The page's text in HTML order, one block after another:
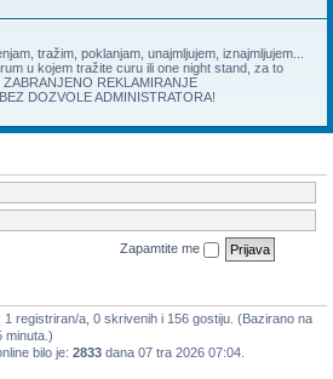
tražim, poklanjam, unajmljujem, iznajmljujem...
u kojem tražite curu ili one night stand, za to
REKLAMIRANJE
DOZVOLE ADMINISTRATORA!
Zapamtite me
1 registriran/a, 0 skrivenih i 156 gostiju. (Bazirano na
minuta.)
bilo je: 2833 dana 07 tra 2026 07:04.